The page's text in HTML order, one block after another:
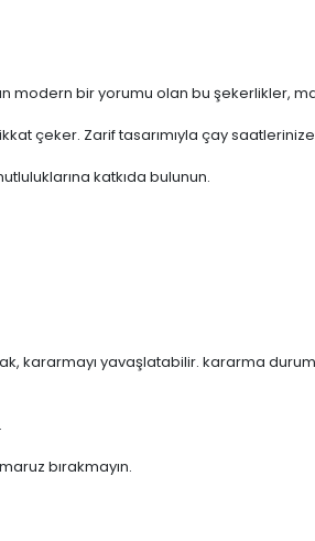
bir yorumu olan bu şekerlikler,
çeker. Zarif tasarımıyla çay
katkıda bulunun.
kararmayı yavaşlatabilir. kararma
bırakmayın.